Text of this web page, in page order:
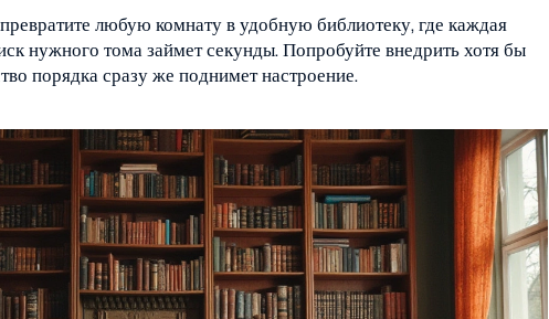
любую комнату в удобную библиотеку, где каждая
нужного тома займет секунды. Попробуйте внедрить хотя бы
порядка сразу же поднимет настроение.